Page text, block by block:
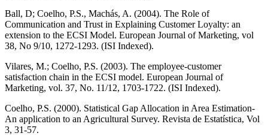
Ball, D; Coelho, P.S., Machás, A. (2004). The Role of
Communication and Trust in Explaining Customer Loyalty: an
extension to the ECSI Model. European Journal of Marketing, vol
38, No 9/10, 1272-1293. (ISI Indexed).
Vilares, M.; Coelho, P.S. (2003). The employee-customer
satisfaction chain in the ECSI model. European Journal of
Marketing, vol. 37, No. 11/12, 1703-1722. (ISI Indexed).
Coelho, P.S. (2000). Statistical Gap Allocation in Area Estimation-
An application to an Agricultural Survey. Revista de Estatística, Vol
3, 31-57.